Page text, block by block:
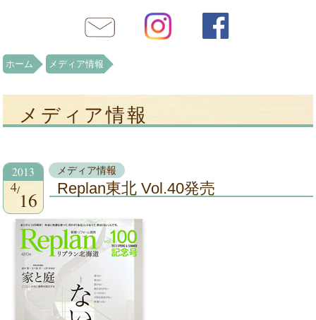
ホーム メディア情報
メディア情報
2013
4
16
メディア情報
Replan東北 Vol.40発売